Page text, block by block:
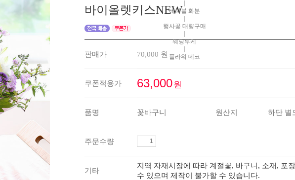
테이블 화분
행사꽃 대량구매
|
웨딩부케
|
플라워 데코
바이올렛키스NEW
판매가 70,000 원
쿠폰적용가 63,000원
품명 꽃바구니 원산지 하단 별
주문수량
기타
지역 자재시장에 따라 계절꽃, 바구니, 소재, 포
수 있으며 제작이 불가할 수 있습니다.